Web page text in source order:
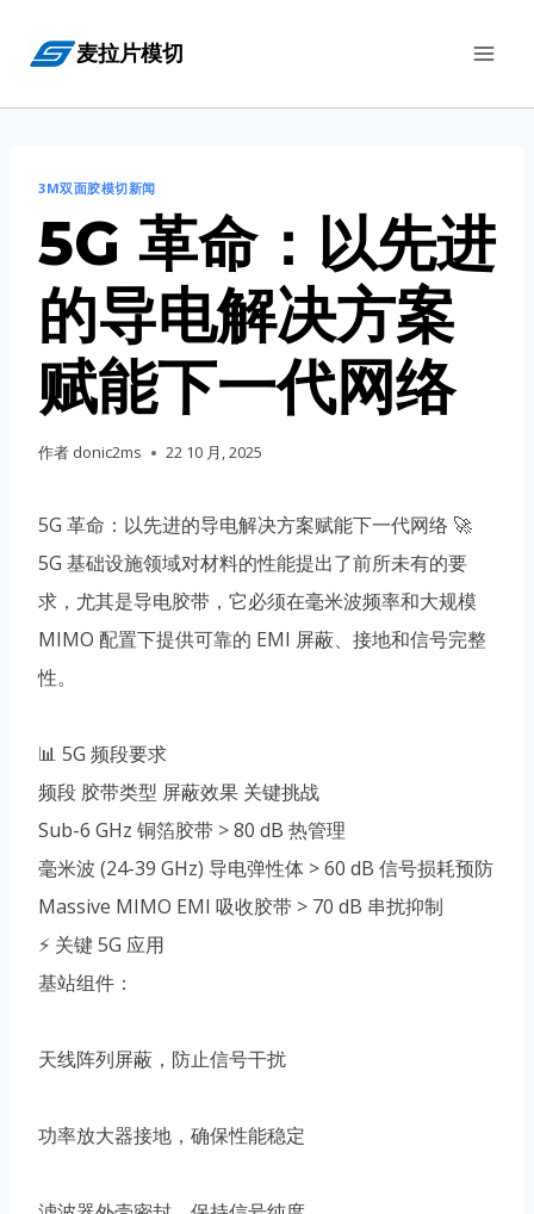
麦拉片模切
3M双面胶模切新闻
5G 革命：以先进
的导电解决方案
赋能下一代网络
作者 donic2ms 22 10 月, 2025
5G 革命：以先进的导电解决方案赋能下一代网络 🚀
5G 基础设施领域对材料的性能提出了前所未有的要
求，尤其是导电胶带，它必须在毫米波频率和大规模
MIMO 配置下提供可靠的 EMI 屏蔽、接地和信号完整
性。
📊 5G 频段要求
频段 胶带类型 屏蔽效果 关键挑战
Sub-6 GHz 铜箔胶带 > 80 dB 热管理
毫米波 (24-39 GHz) 导电弹性体 > 60 dB 信号损耗预防
Massive MIMO EMI 吸收胶带 > 70 dB 串扰抑制
⚡ 关键 5G 应用
基站组件：
天线阵列屏蔽，防止信号干扰
功率放大器接地，确保性能稳定